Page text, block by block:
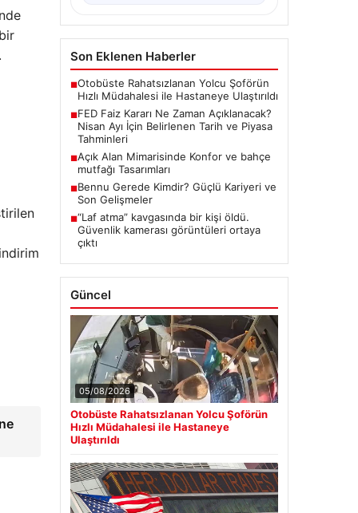
Son Eklenen Haberler
■Otobüste Rahatsızlanan Yolcu Şoförün
Hızlı Müdahalesi ile Hastaneye Ulaştırıldı
■FED Faiz Kararı Ne Zaman Açıklanacak?
Nisan Ayı İçin Belirlenen Tarih ve Piyasa
Tahminleri
■Açık Alan Mimarisinde Konfor ve bahçe
mutfağı Tasarımları
■Bennu Gerede Kimdir? Güçlü Kariyeri ve
Son Gelişmeler
■“Laf atma” kavgasında bir kişi öldü.
Güvenlik kamerası görüntüleri ortaya
çıktı
Güncel
05/08/2026
Otobüste Rahatsızlanan Yolcu Şoförün
Hızlı Müdahalesi ile Hastaneye
Ulaştırıldı